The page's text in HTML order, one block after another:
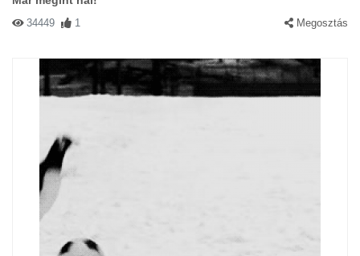
34449 1 Megosztás